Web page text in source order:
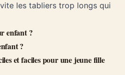
les tabliers trop longs qui
enfant ?
?
et faciles pour une jeune fille